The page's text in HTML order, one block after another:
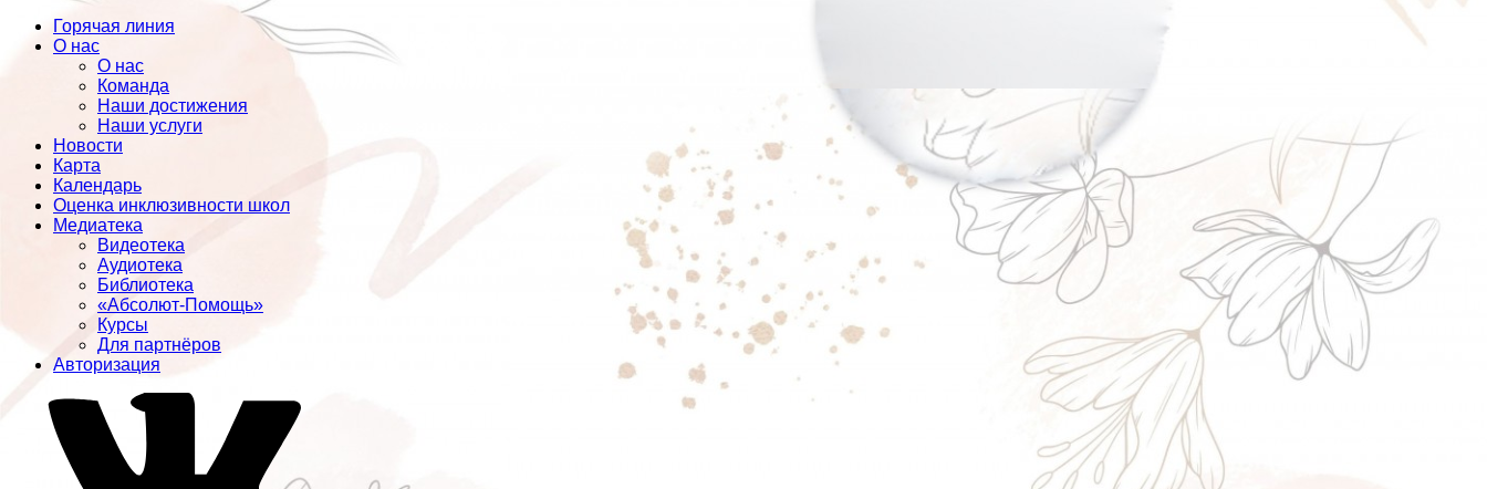
Горячая линия
О нас
О нас
Команда
Наши достижения
Наши услуги
Новости
Карта
Календарь
Оценка инклюзивности школ
Медиатека
Видеотека
Аудиотека
Библиотека
«Абсолют-Помощь»
Курсы
Для партнёров
Авторизация